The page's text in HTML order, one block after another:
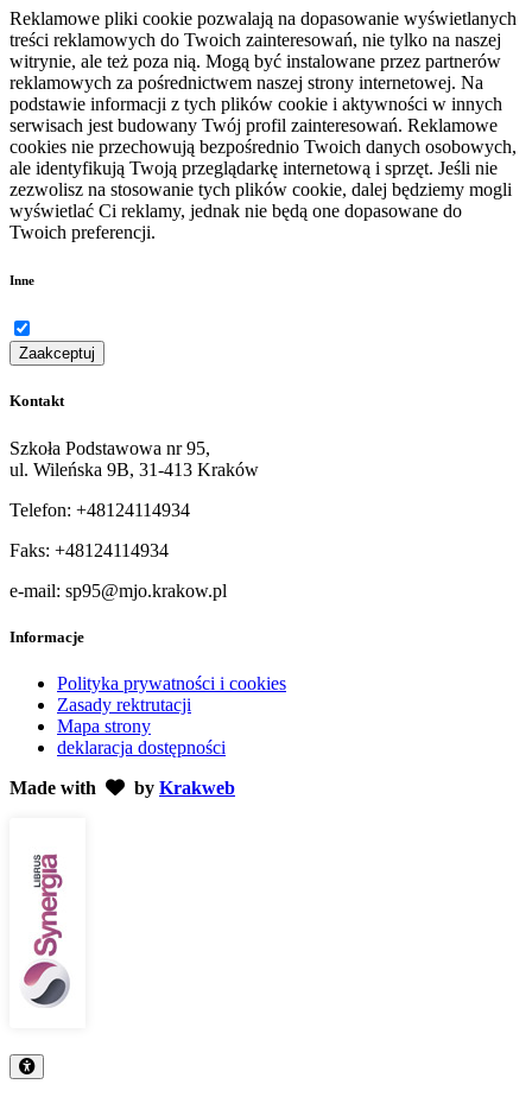
Reklamowe pliki cookie pozwalają na dopasowanie wyświetlanych
treści reklamowych do Twoich zainteresowań, nie tylko na naszej
witrynie, ale też poza nią. Mogą być instalowane przez partnerów
reklamowych za pośrednictwem naszej strony internetowej. Na
podstawie informacji z tych plików cookie i aktywności w innych
serwisach jest budowany Twój profil zainteresowań. Reklamowe
cookies nie przechowują bezpośrednio Twoich danych osobowych,
ale identyfikują Twoją przeglądarkę internetową i sprzęt. Jeśli nie
zezwolisz na stosowanie tych plików cookie, dalej będziemy mogli
wyświetlać Ci reklamy, jednak nie będą one dopasowane do
Twoich preferencji.
Inne
Zaakceptuj
Kontakt
Szkoła Podstawowa nr 95,
ul. Wileńska 9B, 31-413 Kraków
Telefon: +48124114934
Faks: +48124114934
e-mail: sp95@mjo.krakow.pl
Informacje
Polityka prywatności i cookies
Zasady rektrutacji
Mapa strony
deklaracja dostępności
Made with
by Krakweb